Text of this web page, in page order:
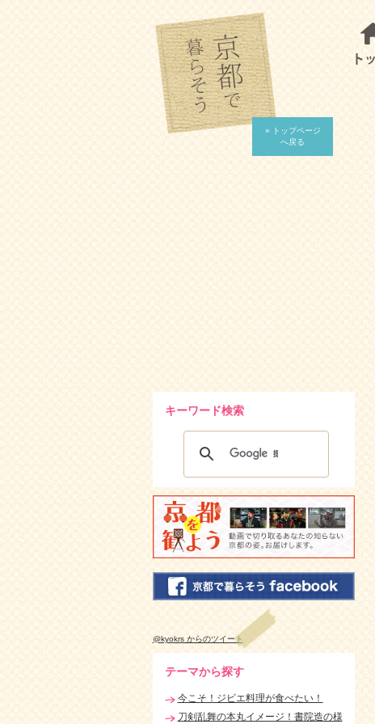
» トップページ
へ戻る
キーワード検索
@kyokrs からのツイート
テーマから探す
今こそ！ジビエ料理が食べたい！
刀剣乱舞の本丸イメージ！書院造の様